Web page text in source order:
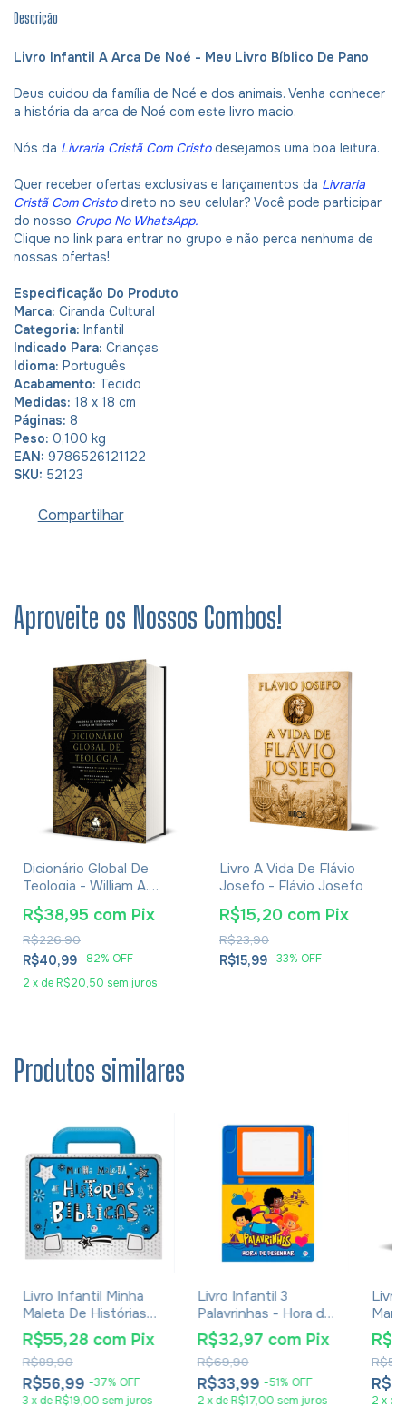
Descrição
Livro Infantil A Arca De Noé - Meu Livro Bíblico De Pano
Deus cuidou da família de Noé e dos animais. Venha conhecer
a história da arca de Noé com este livro macio.
Nós da Livraria Cristã Com Cristo desejamos uma boa leitura.
Quer receber ofertas exclusivas e lançamentos da Livraria
Cristã Com Cristodireto no seu celular? Você pode participar
do nosso Grupo No WhatsApp.
Clique no link para entrar no grupo e não perca nenhuma de
nossas ofertas!
Especificação Do Produto
Marca: Ciranda Cultural
Categoria: Infantil
Indicado Para: Crianças
Idioma: Português
Acabamento: Tecido
Medidas: 18 x 18 cm
Páginas: 8
Peso: 0,100 kg
EAN: 9786526121122
SKU: 52123
Compartilhar
Aproveite os Nossos Combos!
Dicionário Global De
Teologia - William A.
Dyrness
R$40,99 -82% OFF
2 x de R$20,50 sem juros
R$226,90
R$38,95 com Pix
Livro A Vida De Flávio
Josefo - Flávio Josefo
R$15,99 -33% OFF
R$23,90
R$15,20 com Pix
Produtos similares
Livro Infantil Minha
Maleta De Histórias
Bíblicas
R$56,99 -37% OFF
R$89,90
R$55,28 com Pix
3 xdeR$19,00 sem juros
Livro Infantil 3
Palavrinhas - Hora de
Desenhar | Lousa
Magnética
R$33,99 -51% OFF
R$69,90
R$32,97 com Pix
2 xdeR$17,00 sem juros
-
2 x de